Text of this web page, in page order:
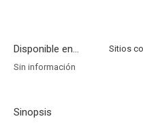
Disponible en...
Sin información
Sinopsis